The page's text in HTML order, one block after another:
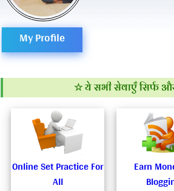
My Profile
☆ ये सभी सेवाएँ सिर्फ
Online Set Practice For
All
Earn